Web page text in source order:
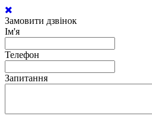
Замовити дзвінок
Ім'я
Телефон
Запитання